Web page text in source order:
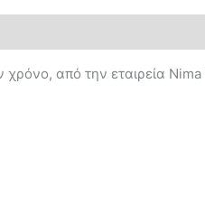
από την εταιρεία